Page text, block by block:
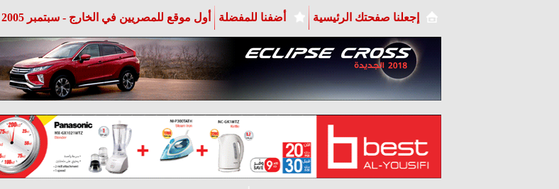
إجعلنا صفحتك الرئيسية أضفنا للمفضلة أول موقع للمصريين في الخارج - سبتمبر 2005